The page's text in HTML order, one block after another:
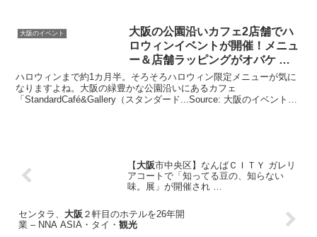
大阪のイベント 大阪の公園沿いカフェ2店舗でハ
ロウィンイベントが開催！メニュ
ー＆店舗ラッピングがオバケ …
ハロウィンまで約1カ月半。そろそろハロウィン限定メニューが気に
なりますよね。大阪の緑豊かな公園沿いにあるカフェ
「StandardCafé&Gallery（スタンダード...Source: 大阪のイベントG
【大阪市中央区】なんばＣＩＴＹ ガレリ
アコートで「知ってる豆の、知らない
味。展」が開催され …
センタラ、 大阪 ２軒目のホテルを26年開
業 – NNA ASIA・タイ・ 観光